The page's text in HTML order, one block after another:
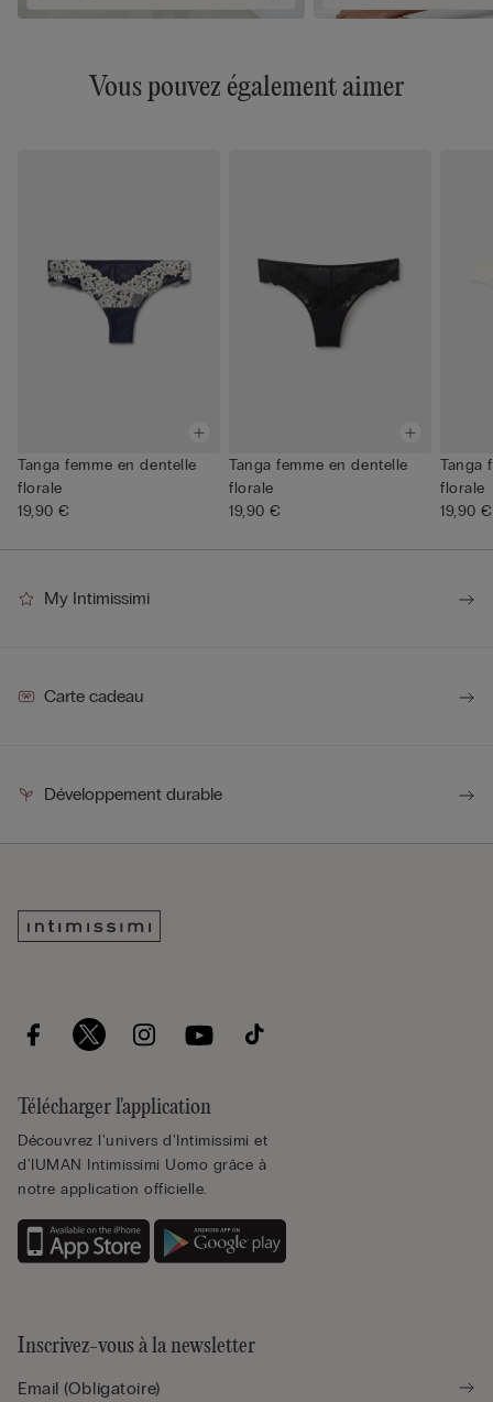
Vous pouvez également aimer
Tanga femme en dentelle
florale
19,90 €
Tanga femme en dentelle
florale
19,90 €
Tanga
florale
19,90 €
My Intimissimi
Carte cadeau
Développement durable
Télécharger l'application
Découvrez l'univers d'Intimissimi et
d'IUMAN Intimissimi Uomo grâce à
notre application officielle.
Inscrivez-vous à la newsletter